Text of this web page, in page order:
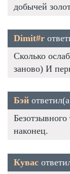
добычей
Dimit#r
Сколько
заново) И
Бэй
наконец.
Кувас